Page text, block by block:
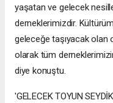
yaşatan ve gelecek
derneklerimizdir.
geleceğe taşıyacak olan
olarak tüm
diye konuştu.
'GELECEK TOYUN